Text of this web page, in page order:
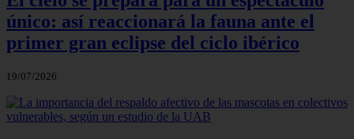
único: así reaccionará la fauna ante el
primer gran eclipse del ciclo ibérico
19/07/2026